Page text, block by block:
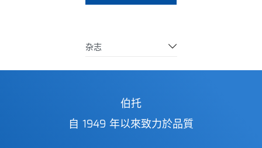
杂志
伯托
自 1949 年以來致力於品質